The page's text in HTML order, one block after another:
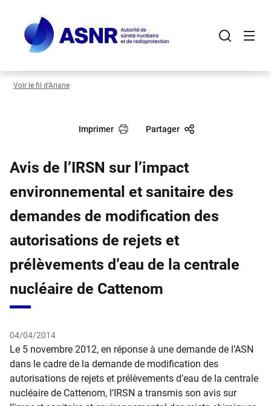
contenu
principal
Voir le fil d’Ariane
Imprimer Partager
Avis de l’IRSN sur l’impact
environnemental et sanitaire des
demandes de modification des
autorisations de rejets et
prélèvements d’eau de la centrale
nucléaire de Cattenom
04/04/2014
​Le 5 novembre 2012, en réponse à une demande de l’ASN
dans le cadre de la demande de modification des
autorisations de rejets et prélèvements d’eau de la centrale
nucléaire de Cattenom, l’IRSN a transmis son avis sur